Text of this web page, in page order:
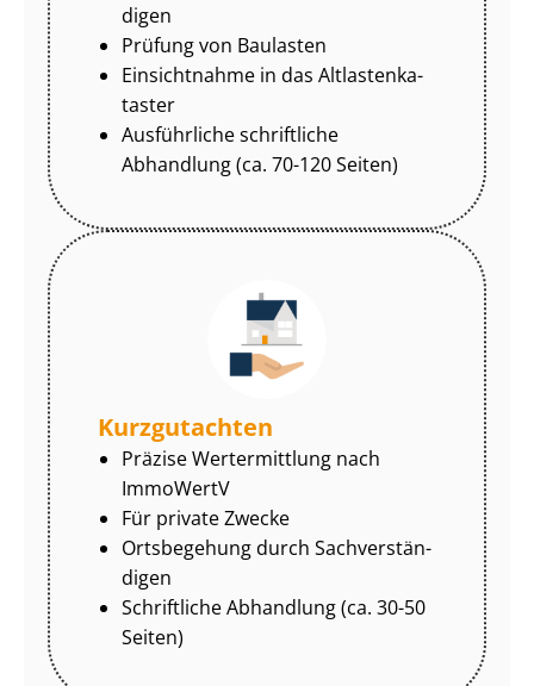
di­gen
Prüfung von Baulasten
Einsichtnahme in das Alt­las­ten­ka­
tas­ter
Ausführliche schriftliche
Abhandlung (ca. 70-120 Seiten)
Kurzgutachten
Präzise Wertermittlung nach
ImmoWertV
Für private Zwecke
Ortsbegehung durch Sach­ver­stän­
di­gen
Schriftliche Abhandlung (ca. 30-50
Seiten)